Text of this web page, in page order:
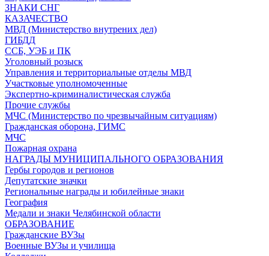
ЗНАКИ СНГ
КАЗАЧЕСТВО
МВД (Министерство внутрених дел)
ГИБДД
ССБ, УЭБ и ПК
Уголовный розыск
Управления и территориальные отделы МВД
Участковые уполномоченные
Экспертно-криминалистическая служба
Прочие службы
МЧС (Министерство по чрезвычайным ситуациям)
Гражданская оборона, ГИМС
МЧС
Пожарная охрана
НАГРАДЫ МУНИЦИПАЛЬНОГО ОБРАЗОВАНИЯ
Гербы городов и регионов
Депутатские значки
Региональные награды и юбилейные знаки
География
Медали и знаки Челябинской области
ОБРАЗОВАНИЕ
Гражданские ВУЗы
Военные ВУЗы и училища